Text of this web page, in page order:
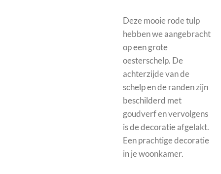
Deze mooie rode tulp
hebben we aangebracht
op een grote
oesterschelp. De
achterzijde van de
schelp en de randen zijn
beschilderd met
goudverf en vervolgens
is de decoratie afgelakt.
Een prachtige decoratie
in je woonkamer.